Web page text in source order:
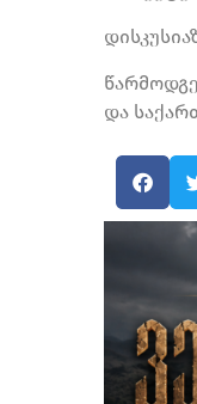
და